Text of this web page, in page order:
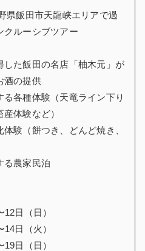
県飯田市天龍峡エリアで過
クルーシブツアー
した飯田の名店「柚木元」が
酒の提供
る各種体験（天竜ライン下り
体験など）
験（餅つき、どんど焼き、
る農家民泊
日（日）
日（火）
日（日）